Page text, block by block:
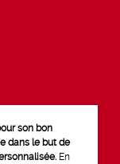
son bon
dans le but de
En